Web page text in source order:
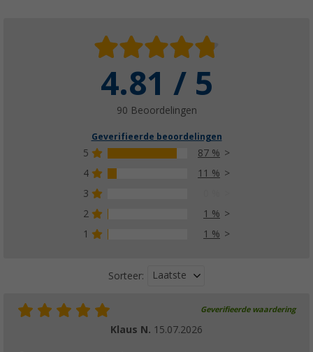
4.81 / 5
90 Beoordelingen
Geverifieerde beoordelingen
5
87 %
4
11 %
3
2
1 %
1
1 %
Sorteer: Laatste
Geverifieerde waardering
Klaus N. 15.07.2026